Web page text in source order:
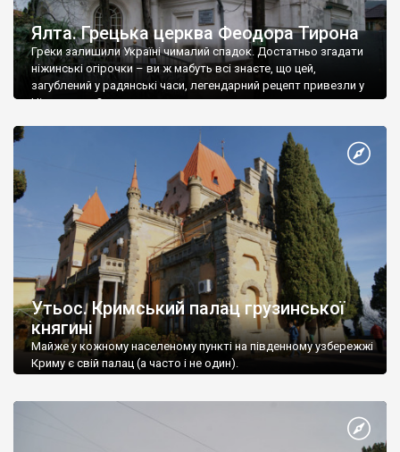
Ялта. Грецька церква Феодора Тирона
Греки залишили Україні чималий спадок. Достатньо згадати
ніжинські огірочки – ви ж мабуть всі знаєте, що цей,
загублений у радянські часи, легендарний рецепт привезли у
Ніжин греки?
Утьос. Кримський палац грузинської
княгині
Майже у кожному населеному пункті на південному узбережжі
Криму є свій палац (а часто і не один).